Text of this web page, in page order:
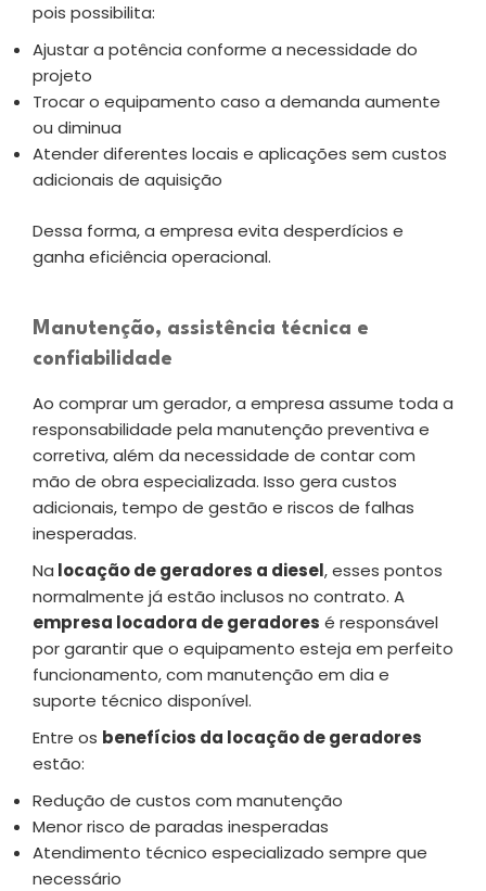
pois possibilita:
Ajustar a potência conforme a necessidade do
projeto
Trocar o equipamento caso a demanda aumente
ou diminua
Atender diferentes locais e aplicações sem custos
adicionais de aquisição
Dessa forma, a empresa evita desperdícios e
ganha eficiência operacional.
Manutenção, assistência técnica e
confiabilidade
Ao comprar um gerador, a empresa assume toda a
responsabilidade pela manutenção preventiva e
corretiva, além da necessidade de contar com
mão de obra especializada. Isso gera custos
adicionais, tempo de gestão e riscos de falhas
inesperadas.
Na locação de geradores a diesel, esses pontos
normalmente já estão inclusos no contrato. A
empresa locadora de geradores é responsável
por garantir que o equipamento esteja em perfeito
funcionamento, com manutenção em dia e
suporte técnico disponível.
Entre os benefícios da locação de geradores
estão:
Redução de custos com manutenção
Menor risco de paradas inesperadas
Atendimento técnico especializado sempre que
necessário